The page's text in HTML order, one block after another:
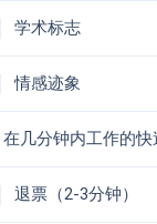
学术标志
情感迹象
在几分钟内工作的快
退票（2-3分钟）